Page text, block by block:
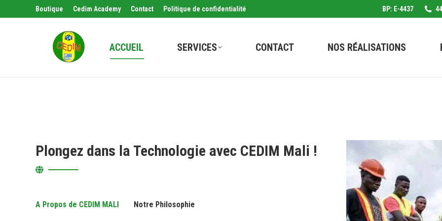
Boutique Cedim Academy Contact Politique de confidentialité BP: E-4437
ACCUEIL SERVICES CONTACT NOS RÉALISATIONS
Plongez dans la Technologie avec CEDIM Mali !
A Propos de CEDIM MALI Notre Philosophie